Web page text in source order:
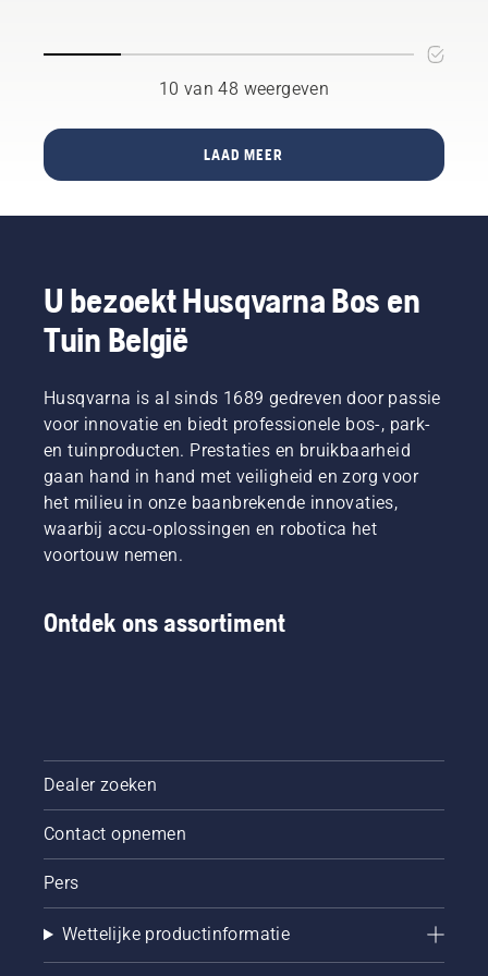
goed
de test,
ze, naast
zijn
uitgerust
met
draaibare
messen
(3 g).
Husqvarna
juicht
onderzoek
naar dit
toe en
naar de
volgende
Husqvarna
goed
ze, naast
zijn
uitgerust
met
draaibare
messen
(3 g).
Husqvarna
moedigt
onderzoek
naar dit
aan en
volgende
10 van 48 weergeven
LAAD MEER
U bezoekt Husqvarna Bos en
Tuin België
Husqvarna is al sinds 1689 gedreven door passie
voor innovatie en biedt professionele bos-, park-
en tuinproducten. Prestaties en bruikbaarheid
gaan hand in hand met veiligheid en zorg voor
het milieu in onze baanbrekende innovaties,
waarbij accu-oplossingen en robotica het
voortouw nemen.
Ontdek ons assortiment
Dealer zoeken
Contact opnemen
Pers
Wettelijke productinformatie